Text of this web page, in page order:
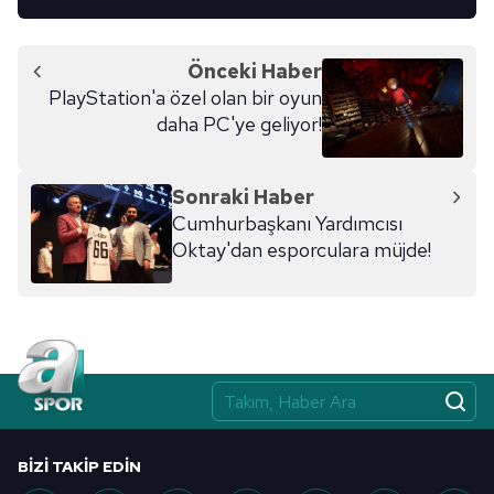
6698 sayılı Kişisel Verilerin Korunması Kanunu uyarınca
hazırlanmış Aydınlatma Metnimizi okumak ve sitemizde
ilgili mevzuata uygun olarak kullanılan çerezlerle ilgili bilgi
Önceki Haber
PlayStation'a özel olan bir oyun
daha PC'ye geliyor!
Sonraki Haber
Cumhurbaşkanı Yardımcısı
Oktay'dan esporculara müjde!
BIZI TAKIP EDIN